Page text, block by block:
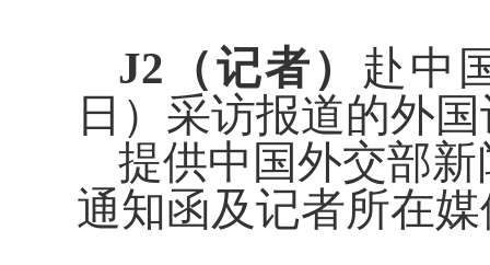
J2（记者） 赴中
日）采访报道的外
提供中国外交部
通知函及记者所在